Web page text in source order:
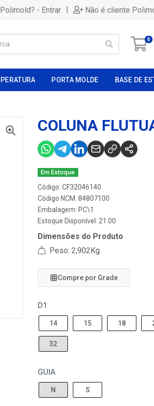
- Entrar | Não é cliente
0
PORTA MOLDE BASE DE
COLUNA
Em Estoque
Código: CF32046140
Código NCM: 84807100
Embalagem: PC\1
Estoque Disponível: 21.00
Dimensões do Produto
Peso: 2,902Kg
Compre por Grade
D1
14 15 18
32
GUIA
N S